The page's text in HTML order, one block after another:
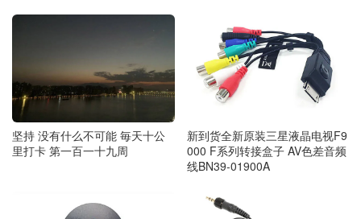
坚持 没有什么不可能 毎天十公
里打卡 第一百一十九周
新到货全新原装三星液晶电视F9
000 F系列转接盒子 AV色差音频
线BN39-01900A